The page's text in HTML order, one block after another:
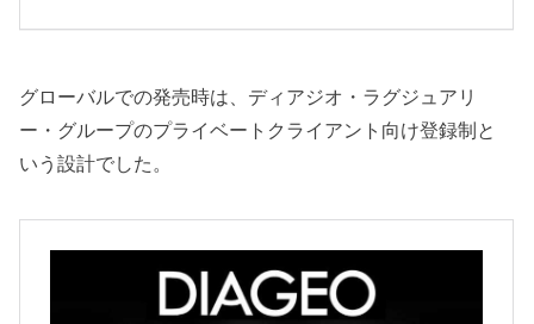
グローバルでの発売時は、ディアジオ・ラグジュアリ
ー・グループのプライベートクライアント向け登録制と
いう設計でした。